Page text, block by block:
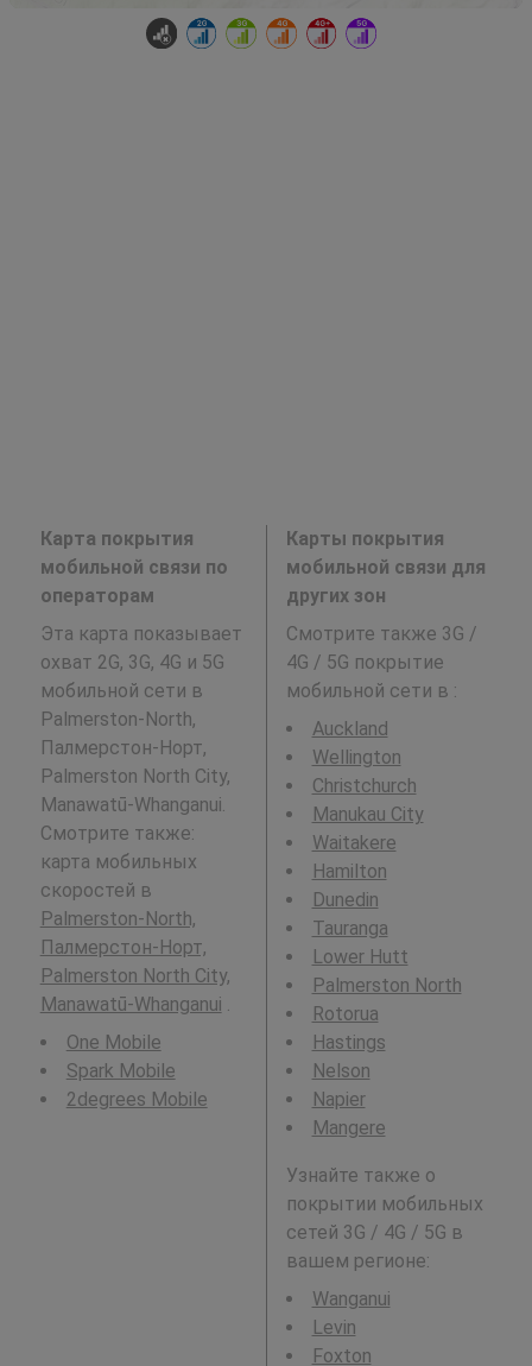
Карта покрытия
мобильной связи по
операторам
Эта карта показывает
охват 2G, 3G, 4G и 5G
мобильной сети в
Palmerston-North,
Палмерстон-Норт,
Palmerston North City,
Manawatū-Whanganui.
Смотрите также:
карта мобильных
скоростей в
Palmerston-North,
Палмерстон-Норт,
Palmerston North City,
Manawatū-Whanganui
One Mobile
Spark Mobile
2degrees Mobile
Карты покрытия
мобильной связи для
других зон
Смотрите также 3G /
4G / 5G покрытие
мобильной сети в :
Auckland
Wellington
Christchurch
Manukau City
Waitakere
Hamilton
Dunedin
Tauranga
Lower Hutt
Palmerston North
Rotorua
Hastings
Nelson
Napier
Mangere
Узнайте также о
покрытии мобильных
сетей 3G / 4G / 5G в
вашем регионе:
Wanganui
Levin
Foxton